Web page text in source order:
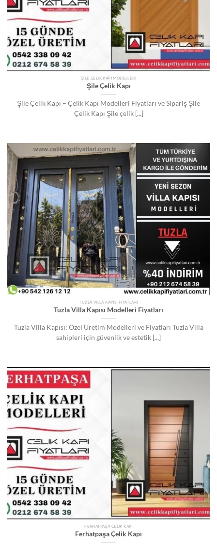
ŞILE ÇELIK KAPI MODELLERI
Şile Çelik Kapı
Şile Çelik Kapı – Çelik Kapı Modelleri Fiyatları ve Sipariş Şile
Çelik Kapı Şile çelik [...]
TUZLA VILLA KAPISI FIYATLARI
Tuzla Villa Kapısı Modelleri Fiyatları
Tuzla Villa Kapısı: Özel Üretim Modelleri ve Fiyatları Tuzla Villa
sahipleri için güvenlik ve estetik [...]
FERHATPAŞA ÇELIK KAPI
Ferhatpaşa Çelik Kapı